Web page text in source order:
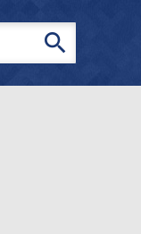
search